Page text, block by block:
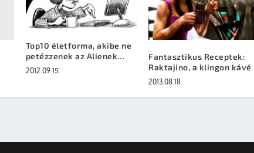
Top10 életforma, akibe ne
petézzenek az Alienek…
2012.09.15.
Fantasztikus Receptek:
Raktajino, a klingon kávé
2013.08.18.